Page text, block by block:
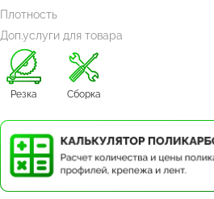
Плотность
Доп.услуги для товара
Резка Сборка